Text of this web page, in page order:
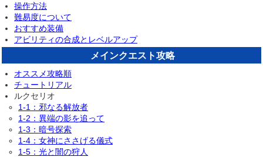
操作方法
難易度について
おすすめ装備
アビリティの合成とレベルアップ
メインクエスト攻略
オススメ攻略順
チュートリアル
ルクセリオ
1-1：邪なる解放者
1-2：異端の影を追って
1-3：暗号探索
1-4：女神にささげる儀式
1-5：光と闇の狩人